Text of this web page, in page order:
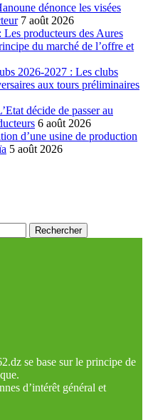
dénonce les visées
7 août 2026
producteurs des Aures
du marché de l’offre et
2026-2027 : Les clubs
aux tours préliminaires
décide de passer au
6 août 2026
d’une usine de production
5 août 2026
se base sur le principe de
d’intérêt général et